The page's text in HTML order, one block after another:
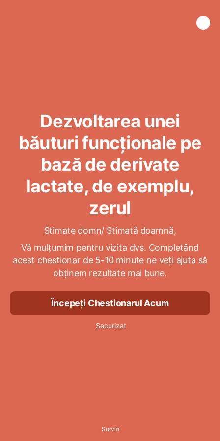
Dezvoltarea unei
băuturi funcționale pe
bază de derivate
lactate, de exemplu,
zerul
Stimate domn/ Stimată doamnă,
Vă mulțumim pentru vizita dvs. Completând
acest chestionar de 5-10 minute ne veți ajuta să
obținem rezultate mai bune.
Începeți Chestionarul Acum
Securizat
Survio